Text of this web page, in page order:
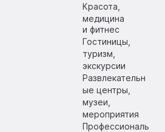
Красота,
медицина
и фитнес
Гостиницы,
туризм,
экскурсии
Развлекательн
ые центры,
музеи,
мероприятия
Профессиональ